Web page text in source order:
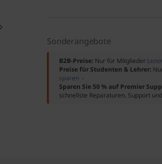
Sonderangebote
B2B-Preise: Nur für Mitglieder
Preise für Studenten & Lehrer:
sparen ›
Sparen Sie 50 % auf Premier
schnellste Reparaturen, Support